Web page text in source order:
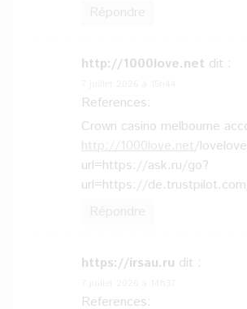
http://1000love.net dit :
References:
Crown casino melbourne
http://1000love.net/
url=https://ask.ru/go?
url=https://
https://irsau.ru dit :
References: